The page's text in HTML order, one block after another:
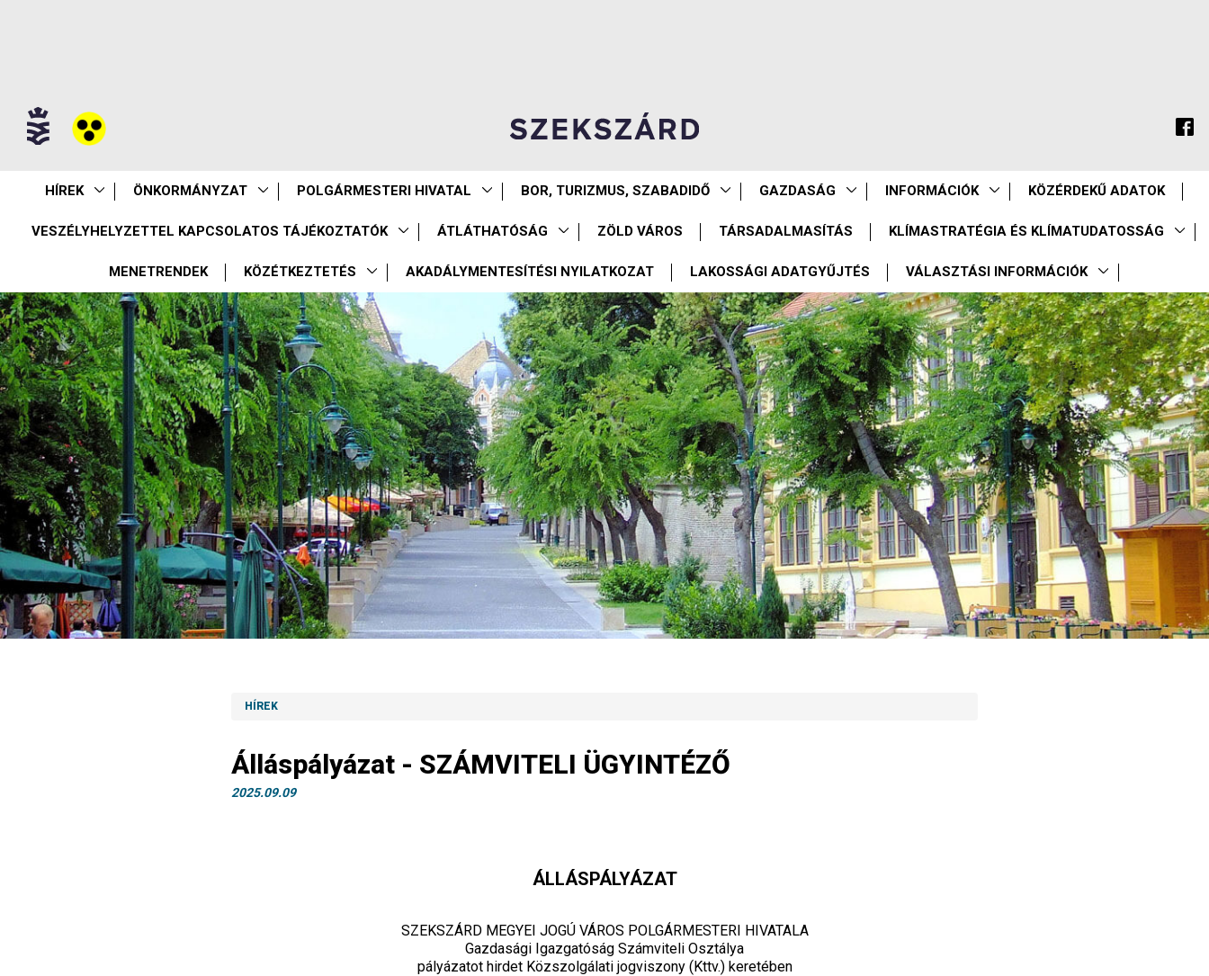
HÍREK ÖNKORMÁNYZAT POLGÁRMESTERI HIVATAL BOR, TURIZMUS, SZABADIDŐ GAZDASÁG INFORMÁCIÓK KÖZÉRDEKŰ ADATOK
VESZÉLYHELYZETTEL KAPCSOLATOS TÁJÉKOZTATÓK ÁTLÁTHATÓSÁG ZÖLD VÁROS TÁRSADALMASÍTÁS KLÍMASTRATÉGIA ÉS KLÍMATUDATOSSÁG
MENETRENDEK KÖZÉTKEZTETÉS AKADÁLYMENTESÍTÉSI NYILATKOZAT LAKOSSÁGI ADATGYŰJTÉS VÁLASZTÁSI INFORMÁCIÓK
HÍREK
Álláspályázat - SZÁMVITELI ÜGYINTÉZŐ
2025.09.09
ÁLLÁSPÁLYÁZAT
SZEKSZÁRD MEGYEI JOGÚ VÁROS POLGÁRMESTERI HIVATALA
Gazdasági Igazgatóság Számviteli Osztálya
pályázatot hirdet Közszolgálati jogviszony (Kttv.) keretében